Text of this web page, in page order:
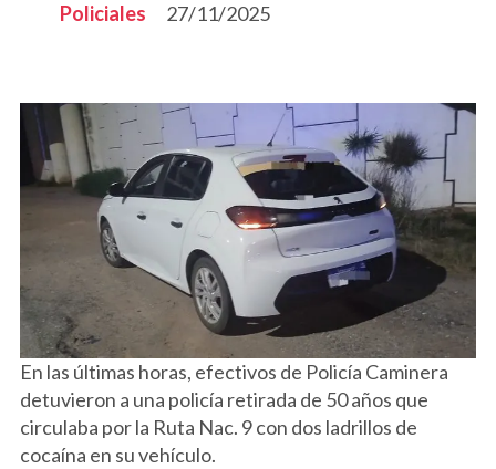
Policiales
27/11/2025
En las últimas horas, efectivos de Policía Caminera
detuvieron a una policía retirada de 50 años que
circulaba por la Ruta Nac. 9 con dos ladrillos de
cocaína en su vehículo.